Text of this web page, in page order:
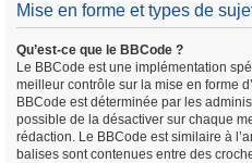
Mise en forme et types de
Qu’est-ce que le BBCode ?
Le BBCode est une implémentation
meilleur contrôle sur la mise en forme
BBCode est déterminée par les
possible de la désactiver sur chaque
rédaction. Le BBCode est similaire à
balises sont contenues entre des